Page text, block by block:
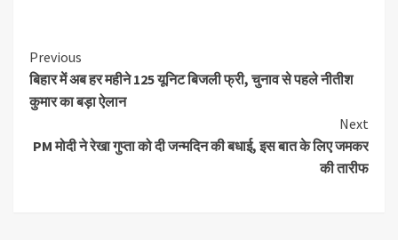
Previous
बिहार में अब हर महीने 125 यूनिट बिजली फ्री, चुनाव से पहले नीतीश
कुमार का बड़ा ऐलान
Next
PM मोदी ने रेखा गुप्ता को दी जन्मदिन की बधाई, इस बात के लिए जमकर
की तारीफ